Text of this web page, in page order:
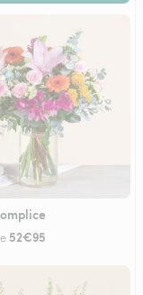
52€95